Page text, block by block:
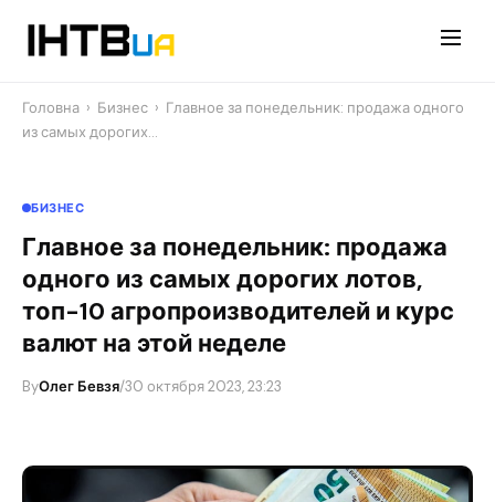
Головна › Бизнес › Главное за понедельник: продажа одного
из самых дорогих…
БИЗНЕС
Главное за понедельник: продажа
одного из самых дорогих лотов,
топ-10 агропроизводителей и курс
валют на этой неделе
ByОлег Бевзя/30 октября 2023, 23:23